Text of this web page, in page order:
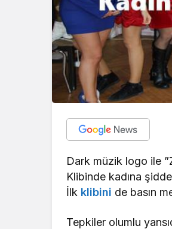
Dark müzik logo ile
Klibinde kadına
İlk klibini de basın
Tepkiler olumlu